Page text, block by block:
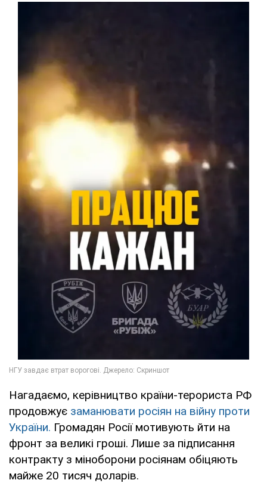
Нагадаємо, керівництво країни-терориста РФ
продовжує заманювати росіян на війну проти
України. Громадян Росії мотивують йти на
фронт за великі гроші. Лише за підписання
контракту з міноборони росіянам обіцяють
майже 20 тисяч доларів.